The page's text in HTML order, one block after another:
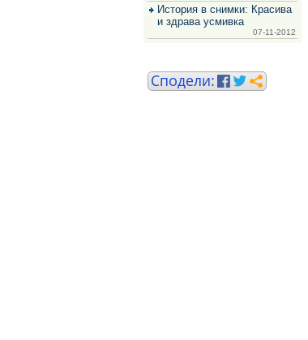
История в снимки: Красива
и здрава усмивка
07-11-2012